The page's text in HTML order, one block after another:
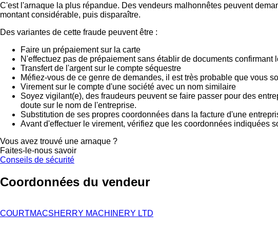
C'est l'arnaque la plus répandue. Des vendeurs malhonnêtes peuvent
montant considérable, puis disparaître.
Des variantes de cette fraude peuvent être :
Faire un prépaiement sur la carte
N'effectuez pas de prépaiement sans établir de documents
Transfert de l'argent sur le compte séquestre
Méfiez-vous de ce genre de demandes, il est très probable que vous
Virement sur le compte d'une société avec un nom similaire
Soyez vigilant(e), des fraudeurs peuvent se faire passer pour des
doute sur le nom de l'entreprise.
Substitution de ses propres coordonnées dans la facture d'une
Avant d'effectuer le virement, vérifiez que les coordonnées indiquées
Vous avez trouvé une arnaque ?
Faites-le-nous savoir
Conseils de sécurité
Coordonnées du vendeur
COURTMACSHERRY MACHINERY LTD